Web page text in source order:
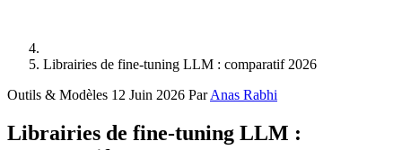
Librairies de fine-tuning LLM : comparatif 2026
Outils & Modèles 12 Juin 2026 ParAnas Rabhi
Librairies de fine-tuning LLM :